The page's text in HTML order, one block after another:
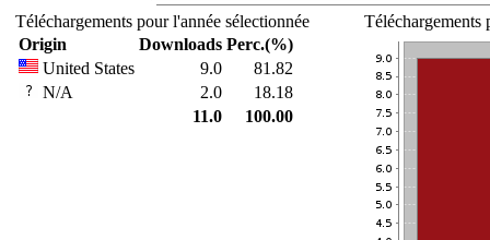
Téléchargements pour l'année sélectionnée
Origin
Downloads Perc.(%)
United States
9.0
81.82
N/A
2.0
18.18
11.0
100.00
Téléchargements